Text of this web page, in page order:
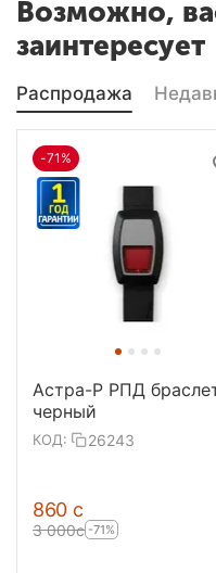
Возможно,
заинтересует
Распродажа
-71%
Астра-Р РПД
черный
КОД: 26243
‍860‍ с
3 000с -71%